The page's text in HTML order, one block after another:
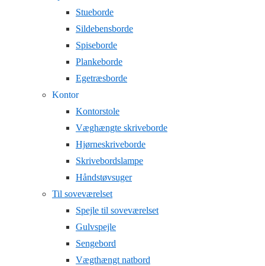
Stueborde
Sildebensborde
Spiseborde
Plankeborde
Egetræsborde
Kontor
Kontorstole
Væghængte skriveborde
Hjørneskriveborde
Skrivebordslampe
Håndstøvsuger
Til soveværelset
Spejle til soveværelset
Gulvspejle
Sengebord
Vægthængt natbord